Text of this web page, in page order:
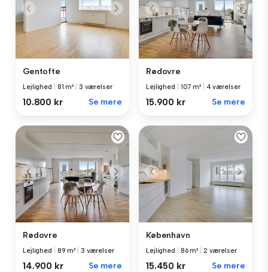
Gentofte
Lejlighed 81 m² 3 værelser
10.800 kr Se mere
Rødovre
Lejlighed 107 m² 4 værelser
15.900 kr Se mere
Rødovre
Lejlighed 89 m² 3 værelser
14.900 kr Se mere
København
Lejlighed 86 m² 2 værelser
15.450 kr Se mere